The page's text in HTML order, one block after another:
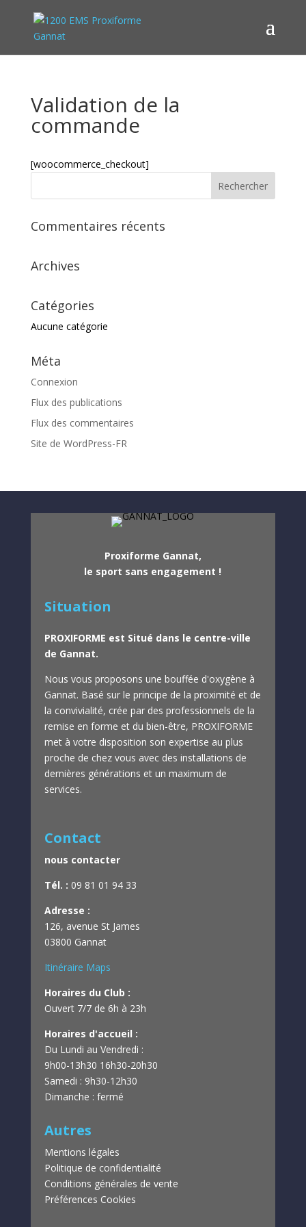
Validation de la
commande
[woocommerce_checkout]
Commentaires récents
Archives
Catégories
Aucune catégorie
Méta
Connexion
Flux des publications
Flux des commentaires
Site de WordPress-FR
Proxiforme Gannat,
le sport sans engagement !
Situation
PROXIFORME est Situé dans le centre-ville
de Gannat.
Nous vous proposons une bouffée d'oxygène à
Gannat. Basé sur le principe de la proximité et de
la convivialité, crée par des professionnels de la
remise en forme et du bien-être, PROXIFORME
met à votre disposition son expertise au plus
proche de chez vous avec des installations de
dernières générations et un maximum de
services.
Contact
nous contacter
Tél. : 09 81 01 94 33
Adresse :
126, avenue St James
03800 Gannat
Itinéraire Maps
Horaires du Club :
Ouvert 7/7 de 6h à 23h
Horaires d'accueil :
Du Lundi au Vendredi :
9h00-13h30 16h30-20h30
Samedi : 9h30-12h30
Dimanche : fermé
Autres
Mentions légales
Politique de confidentialité
Conditions générales de vente
Préférences Cookies